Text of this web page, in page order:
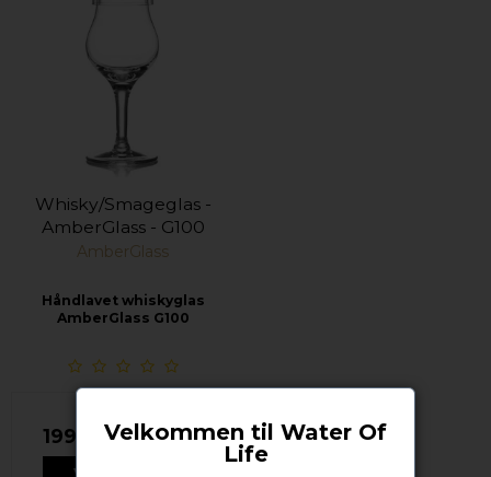
Whisky/Smageglas -
AmberGlass - G100
AmberGlass
Håndlavet whiskyglas
AmberGlass G100
199,00 DKK
VIS PRODUKT
Velkommen til Water Of
Life